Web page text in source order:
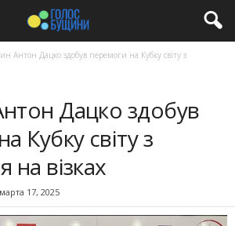
Антон Дацко здобув перемоги на Кубку світу з
Дацко здобув
Кубку світу з
на візках
марта 17, 2025